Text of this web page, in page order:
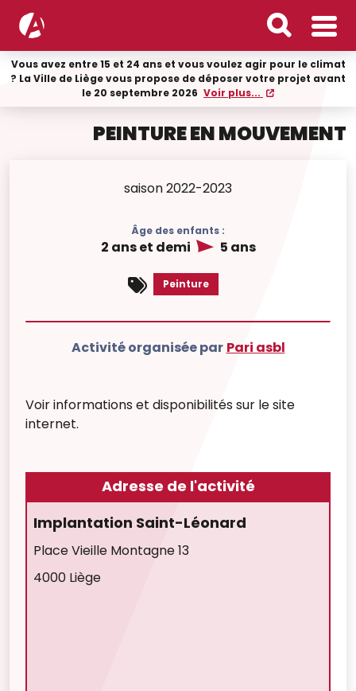
Vous avez entre 15 et 24 ans et vous voulez agir pour le climat
? La Ville de Liège vous propose de déposer votre projet avant
le 20 septembre 2026 Voir plus...
PEINTURE EN MOUVEMENT
saison 2022-2023
Âge des enfants :
2 ans et demi 5 ans
Peinture
Activité organisée par Pari asbl
Voir informations et disponibilités sur le site
internet.
Adresse de l'activité
Implantation Saint-Léonard
Place Vieille Montagne 13
4000 Liège